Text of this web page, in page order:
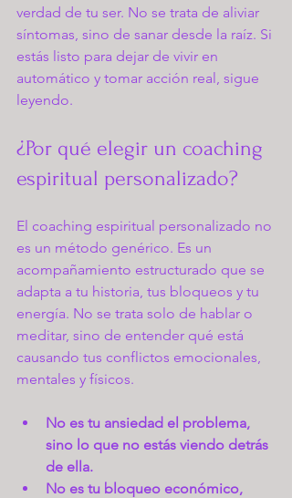
verdad de tu ser. No se trata de aliviar
síntomas, sino de sanar desde la raíz. Si
estás listo para dejar de vivir en
automático y tomar acción real, sigue
leyendo.
¿Por qué elegir un coaching
espiritual personalizado?
El coaching espiritual personalizado no
es un método genérico. Es un
acompañamiento estructurado que se
adapta a tu historia, tus bloqueos y tu
energía. No se trata solo de hablar o
meditar, sino de entender qué está
causando tus conflictos emocionales,
mentales y físicos.
No es tu ansiedad el problema,
sino lo que no estás viendo detrás
de ella.
No es tu bloqueo económico,